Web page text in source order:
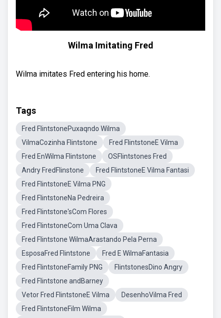
Wilma Imitating Fred
Wilma imitates Fred entering his home.
Tags
Fred FlintstonePuxaqndo Wilma
VilmaCozinha Flintstone
Fred FlintstoneE Vilma
Fred EnWilma Flintstone
OSFlintstones Fred
Andry FredFlinstone
Fred FlintstoneE Vilma Fantasi
Fred FlintstoneE Vilma PNG
Fred FlintstoneNa Pedreira
Fred Flintstone'sCom Flores
Fred FlintstoneCom Uma Clava
Fred Flintstone WilmaArastando Pela Perna
EsposaFred Flintstone
Fred E WilmaFantasia
Fred FlintstoneFamily PNG
FlintstonesDino Angry
Fred Flintstone andBarney
Vetor Fred FlintstoneE Vilma
DesenhoVilma Fred
Fred FlintstoneFilm Wilma